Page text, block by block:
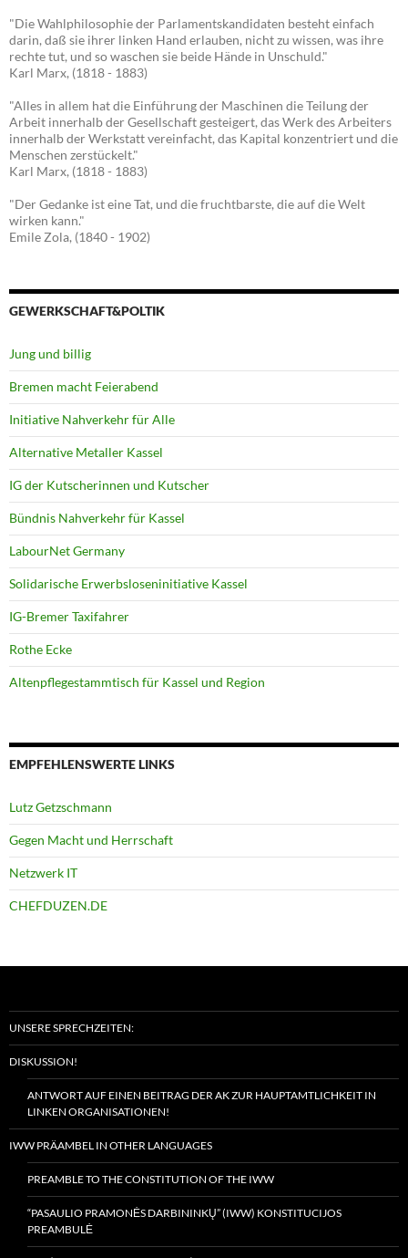
"Die Wahlphilosophie der Parlamentskandidaten besteht einfach
darin, daß sie ihrer linken Hand erlauben, nicht zu wissen, was ihre
rechte tut, und so waschen sie beide Hände in Unschuld."
Karl Marx, (1818 - 1883)
"Alles in allem hat die Einführung der Maschinen die Teilung der
Arbeit innerhalb der Gesellschaft gesteigert, das Werk des Arbeiters
innerhalb der Werkstatt vereinfacht, das Kapital konzentriert und die
Menschen zerstückelt."
Karl Marx, (1818 - 1883)
"Der Gedanke ist eine Tat, und die fruchtbarste, die auf die Welt
wirken kann."
Emile Zola, (1840 - 1902)
GEWERKSCHAFT&POLTIK
Jung und billig
Bremen macht Feierabend
Initiative Nahverkehr für Alle
Alternative Metaller Kassel
IG der Kutscherinnen und Kutscher
Bündnis Nahverkehr für Kassel
LabourNet Germany
Solidarische Erwerbsloseninitiative Kassel
IG-Bremer Taxifahrer
Rothe Ecke
Altenpflegestammtisch für Kassel und Region
EMPFEHLENSWERTE LINKS
Lutz Getzschmann
Gegen Macht und Herrschaft
Netzwerk IT
CHEFDUZEN.DE
UNSERE SPRECHZEITEN:
DISKUSSION!
ANTWORT AUF EINEN BEITRAG DER AK ZUR HAUPTAMTLICHKEIT IN
LINKEN ORGANISATIONEN!
IWW PRÄAMBEL IN OTHER LANGUAGES
PREAMBLE TO THE CONSTITUTION OF THE IWW
“PASAULIO PRAMONĖS DARBININKŲ” (IWW) KONSTITUCIJOS
PREAMBULĖ